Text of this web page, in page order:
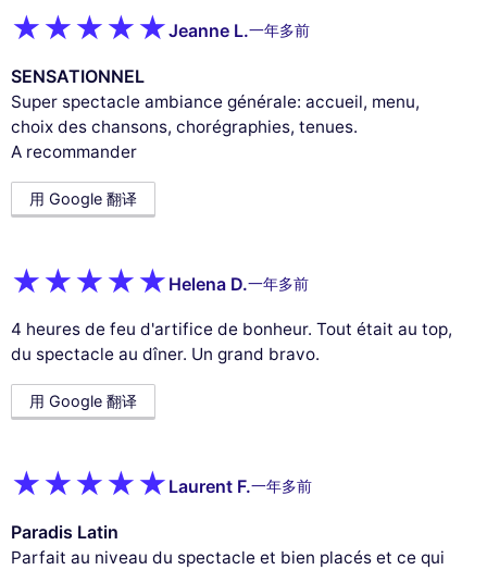
Jeanne L.一年多前
SENSATIONNEL
Super spectacle ambiance générale: accueil, menu,
choix des chansons, chorégraphies, tenues.
A recommander
用 Google 翻译
Helena D.一年多前
4 heures de feu d'artifice de bonheur. Tout était au top,
du spectacle au dîner. Un grand bravo.
用 Google 翻译
Laurent F.一年多前
Paradis Latin
Parfait au niveau du spectacle et bien placés et ce qui